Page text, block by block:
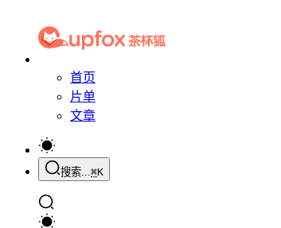
首页
片单
文章
搜索...⌘K